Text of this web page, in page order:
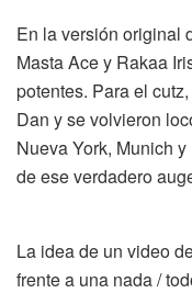
En la versión original
Masta Ace y Rakaa
potentes. Para el
Dan y se volvieron
Nueva York, Munich
de ese verdadero
La idea de un video
frente a una nada /